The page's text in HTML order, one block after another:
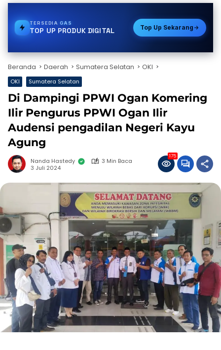
TERSEDIATOKEN PLN
TOP UP PRODUK DIGITAL Top Up Sekarang
Beranda Daerah Sumatera Selatan OKI
OKI Sumatera Selatan
Di Dampingi PPWI Ogan Komering
Ilir Pengurus PPWI Ogan Ilir
Audensi pengadilan Negeri Kayu
Agung
Nanda Hastedy
3 Min Baca
3 Juli 2024
175